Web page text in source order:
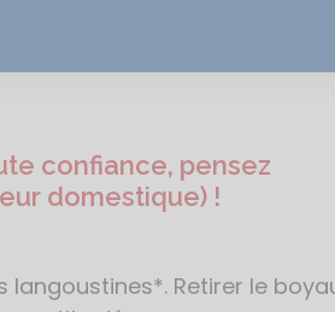
confiance, pensez
domestique) !
Retirer le